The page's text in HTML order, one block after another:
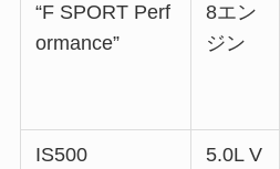
“F SPORT Perf
ormance”
8エン
ジン
IS500
5.0L V